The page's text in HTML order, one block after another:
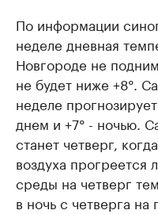
По информации
неделе дневная
Новгороде не
не будет ниже +8°.
неделе
днем и +7° - ночью.
станет четверг,
воздуха прогреется
среды на четверг
в ночь с четверга на